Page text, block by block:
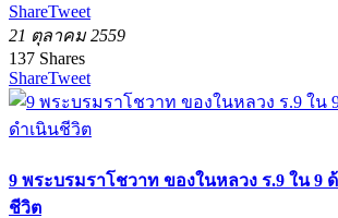
ShareTweet
21 ตุลาคม 2559
137 Shares
ShareTweet
9 พระบรมราโชวาท ของในหลวง ร.9 ใน 9
ชีวิต